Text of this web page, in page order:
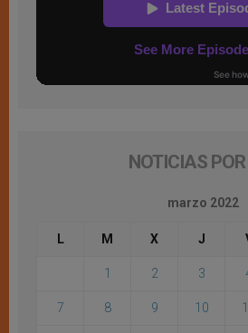
NOTICIAS
marzo 2022
L M X J
1 2 3
7 8 9 10